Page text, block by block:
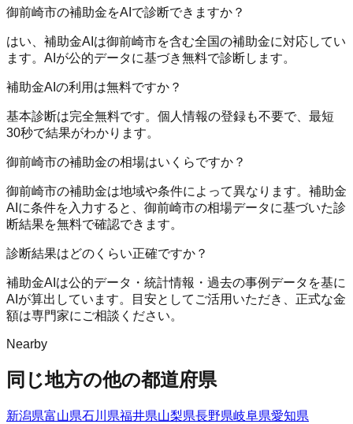
御前崎市の補助金をAIで診断できますか？
はい、補助金AIは御前崎市を含む全国の補助金に対応してい
ます。AIが公的データに基づき無料で診断します。
補助金AIの利用は無料ですか？
基本診断は完全無料です。個人情報の登録も不要で、最短
30秒で結果がわかります。
御前崎市の補助金の相場はいくらですか？
御前崎市の補助金は地域や条件によって異なります。補助金
AIに条件を入力すると、御前崎市の相場データに基づいた診
断結果を無料で確認できます。
診断結果はどのくらい正確ですか？
補助金AIは公的データ・統計情報・過去の事例データを基に
AIが算出しています。目安としてご活用いただき、正式な金
額は専門家にご相談ください。
Nearby
同じ地方の他の都道府県
新潟県富山県石川県福井県山梨県長野県岐阜県愛知県